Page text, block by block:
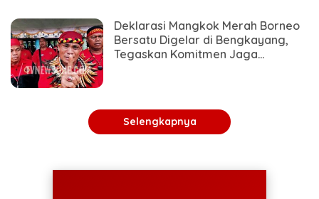
Deklarasi Mangkok Merah Borneo
Bersatu Digelar di Bengkayang,
Tegaskan Komitmen Jaga
Selengkapnya